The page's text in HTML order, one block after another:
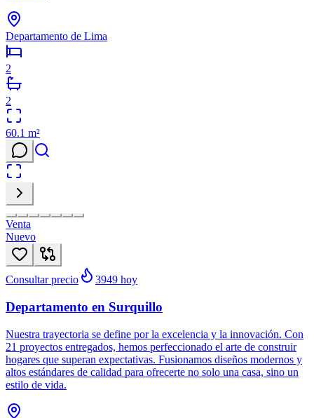
Departamento de Lima
2
2
60.1 m²
Venta
Nuevo
Consultar precio 3949 hoy
Departamento en Surquillo
Nuestra trayectoria se define por la excelencia y la innovación. Con
21 proyectos entregados, hemos perfeccionado el arte de construir
hogares que superan expectativas. Fusionamos diseños modernos y
altos estándares de calidad para ofrecerte no solo una casa, sino un
estilo de vida.